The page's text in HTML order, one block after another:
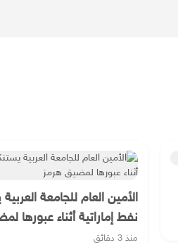
الأمين العام للجامعة
نفط إماراتية أثناء عبورها
منذ 3 دقائق